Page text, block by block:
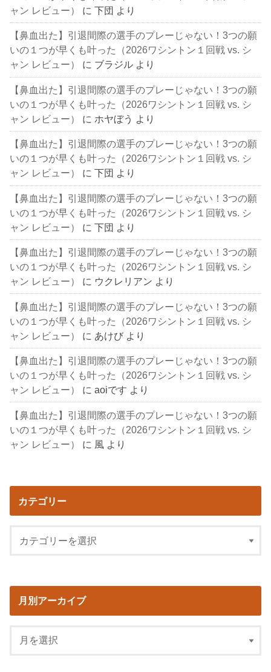
ャン レビュー）
に下団 より
【鼻血出た】引退間際の選手のプレーじゃない！3つの願
いの１つが早くも叶った（2026ワシントン１回戦 vs. シ
ャン レビュー）
に ブラジル より
【鼻血出た】引退間際の選手のプレーじゃない！3つの願
いの１つが早くも叶った（2026ワシントン１回戦 vs. シ
ャン レビュー）
に ホヤぼう より
【鼻血出た】引退間際の選手のプレーじゃない！3つの願
いの１つが早くも叶った（2026ワシントン１回戦 vs. シ
ャン レビュー）
に下団 より
【鼻血出た】引退間際の選手のプレーじゃない！3つの願
いの１つが早くも叶った（2026ワシントン１回戦 vs. シ
ャン レビュー）
に下団 より
【鼻血出た】引退間際の選手のプレーじゃない！3つの願
いの１つが早くも叶った（2026ワシントン１回戦 vs. シ
ャン レビュー）
に ウクレリアン より
【鼻血出た】引退間際の選手のプレーじゃない！3つの願
いの１つが早くも叶った（2026ワシントン１回戦 vs. シ
ャン レビュー）
に あけび より
【鼻血出た】引退間際の選手のプレーじゃない！3つの願
いの１つが早くも叶った（2026ワシントン１回戦 vs. シ
ャン レビュー）
にaoiです より
【鼻血出た】引退間際の選手のプレーじゃない！3つの願
いの１つが早くも叶った（2026ワシントン１回戦 vs. シ
ャン レビュー）
に 風 より
カテゴリー
月別アーカイブ